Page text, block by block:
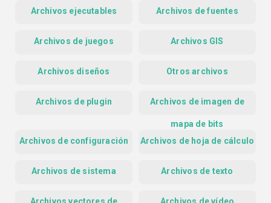
Archivos ejecutables Archivos de fuentes
Archivos de juegos Archivos GIS
Archivos diseños Otros archivos
Archivos de plugin Archivos de imagen de
mapa de bits
Archivos de configuración
Archivos de hoja de cálculo
Archivos de sistema Archivos de texto